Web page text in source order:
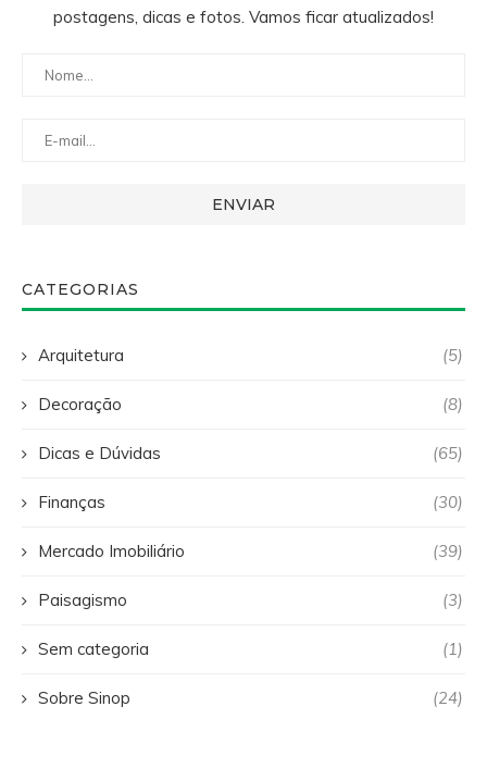
postagens, dicas e fotos. Vamos ficar atualizados!
CATEGORIAS
Arquitetura (5)
Decoração (8)
Dicas e Dúvidas (65)
Finanças (30)
Mercado Imobiliário (39)
Paisagismo (3)
Sem categoria (1)
Sobre Sinop (24)